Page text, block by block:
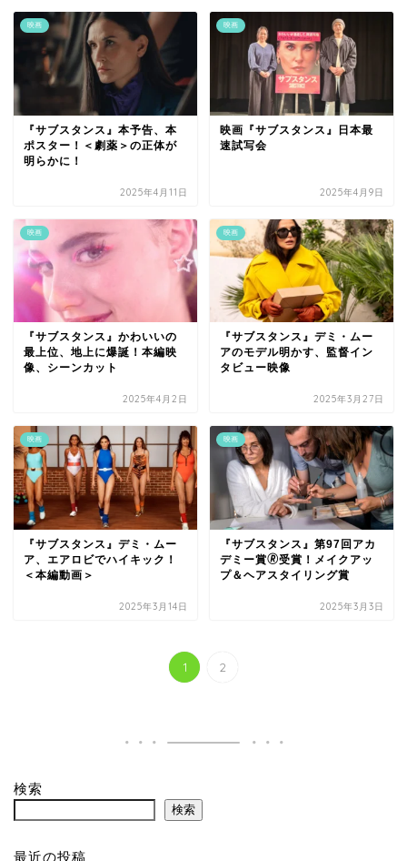
映画
『サブスタンス』本予告、本
ポスター！＜劇薬＞の正体が
明らかに！
2025年4月11日
映画
映画『サブスタンス』日本最
速試写会
2025年4月9日
映画
『サブスタンス』かわいいの
最上位、地上に爆誕！本編映
像、シーンカット
2025年4月2日
映画
『サブスタンス』デミ・ムー
アのモデル明かす、監督イン
タビュー映像
2025年3月27日
映画
『サブスタンス』デミ・ムー
ア、エアロビでハイキック！
＜本編動画＞
2025年3月14日
映画
『サブスタンス』第97回アカ
デミー賞🄬受賞！メイクアッ
プ＆ヘアスタイリング賞
2025年3月3日
1 2
検索
検索
最近の投稿